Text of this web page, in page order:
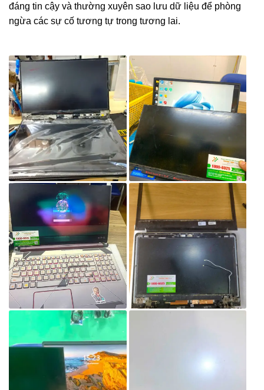
đáng tin cậy và thường xuyên sao lưu dữ liệu để phòng
ngừa các sự cố tương tự trong tương lai.